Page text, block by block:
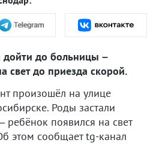
до больницы –
свет до приезда скорой.
произошёл на улице
Роды застали
появился на свет
этом сообщает tg-канал